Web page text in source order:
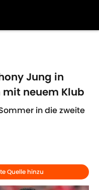
Jung in
neuem Klub
in die zweite
Quelle hinzu